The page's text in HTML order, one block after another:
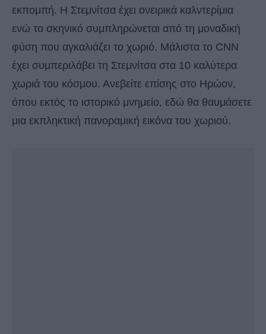
εκπομπή. Η Στεμνίτσα έχει ονειρικά καλντερίμια
ενώ το σκηνικό συμπληρώνεται από τη μοναδική
φύση που αγκαλιάζει το χωριό. Μάλιστα το CNN
έχει συμπεριλάβει τη Στεμνίτσα στα 10 καλύτερα
χωριά του κόσμου. Ανεβείτε επίσης στο Ηρώον,
όπου εκτός το ιστορικό μνημείο, εδώ θα θαυμάσετε
μια εκπληκτική πανοραμική εικόνα του χωριού.